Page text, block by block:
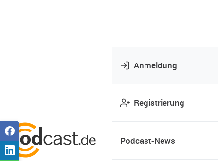
Anmeldung
Registrierung
Podcast-News